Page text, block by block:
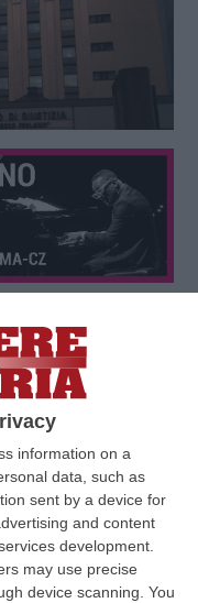
information on a
data, such as
sent by a device for
and content
development.
may use precise
device scanning. You